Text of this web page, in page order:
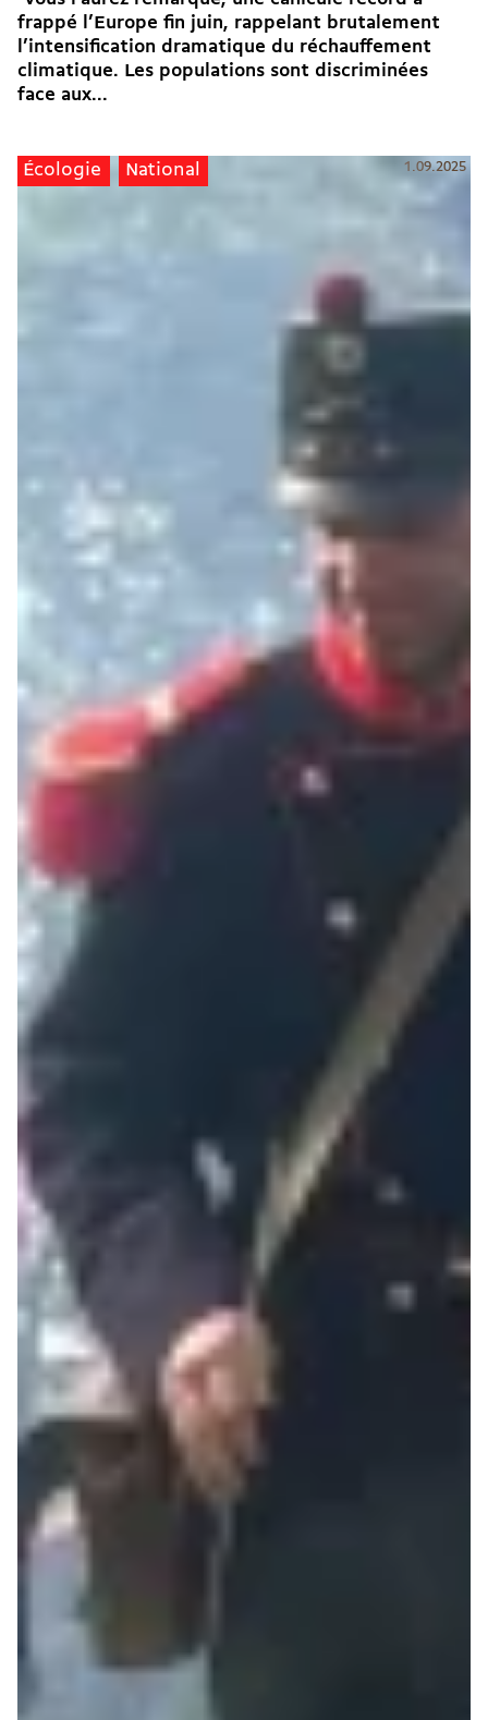
frappé l’Europe fin juin, rappelant brutalement
l’intensification dramatique du réchauffement
climatique. Les populations sont discriminées
face aux...
Écologie National 1.09.2025